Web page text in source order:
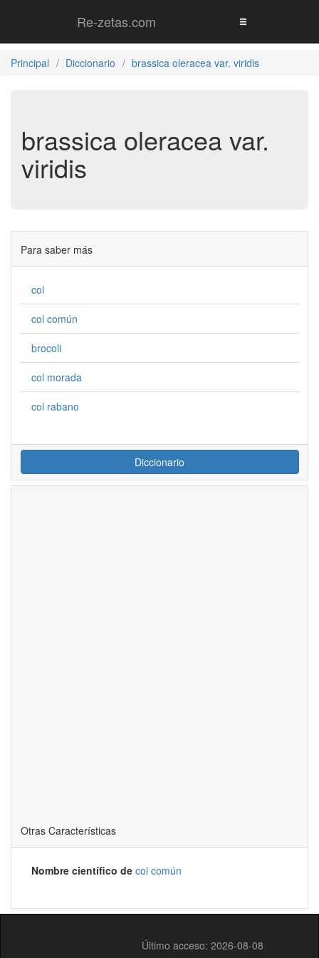
Re-zetas.com
Principal Diccionario brassica oleracea var. viridis
brassica oleracea var.
viridis
Para saber más
col
col común
brocoli
col morada
col rabano
Diccionario
Otras Características
Nombre científico de col común
Último acceso: 2026-08-08